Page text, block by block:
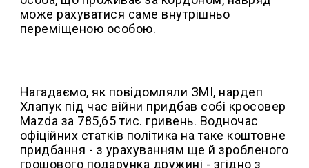
може рахуватися саме внутрішньо
переміщеною особою.
Нагадаємо, як повідомляли ЗМІ, нардеп
Хлапук під час війни придбав собі кросовер
Mazda за 785,65 тис. гривень. Водночас
офіційних статків політика на таке коштовне
придбання - з урахуванням ще й зробленого
грошового подарунка дружині - згідно з